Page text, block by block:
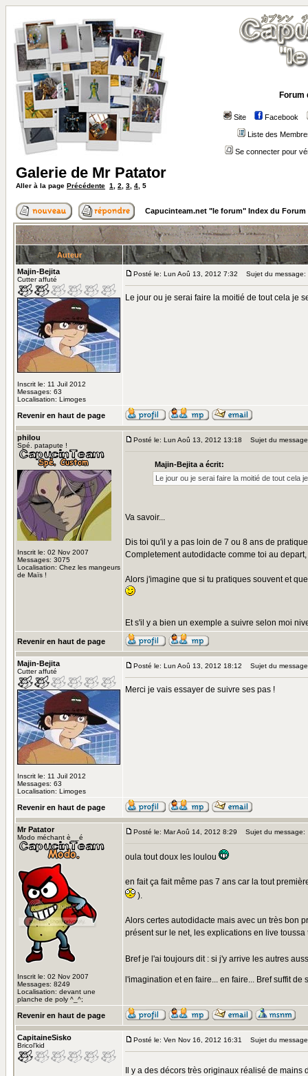
Forum
Site Facebook
Liste des
Se connecter pour
Galerie de Mr Patator
Aller à la page Précédente 1 2 3 4 5
Capucinteam.net "le forum" Index du Forum
Auteur
Majin-Bejita
Cutter affuté
Inscrit le: 11 Juil 2012
Messages: 63
Localisation: Limoges
Posté le: Lun Aoû 13, 2012 7:32 Sujet du message:
Le jour ou je serai faire la moitié de tout cela je
Revenir en haut de page
philou
Spé. patapute !
Inscrit le: 02 Nov 2007
Messages: 3075
Localisation: Chez les mangeurs
de Maïs !
Posté le: Lun Aoû 13, 2012 13:18 Sujet du
Majin-Bejita a écrit:
Le jour ou je serai faire la moitié de tout cela
Va savoir...
Dis toi qu'il y a pas loin de 7 ou 8 ans de
Completement autodidacte comme toi au
Alors j'imagine que si tu pratiques souvent et
Et s'il y a bien un exemple a suivre selon moi
Revenir en haut de page
Majin-Bejita
Cutter affuté
Inscrit le: 11 Juil 2012
Messages: 63
Localisation: Limoges
Posté le: Lun Aoû 13, 2012 18:12 Sujet du
Merci je vais essayer de suivre ses pas !
Revenir en haut de page
Mr Patator
Modo méchant è__é
Inscrit le: 02 Nov 2007
Messages: 8249
Localisation: devant une
planche de poly ^_^;
Posté le: Mar Aoû 14, 2012 8:29 Sujet du message:
oula tout doux les loulou
en fait ça fait même pas 7 ans car la tout
).
Alors certes autodidacte mais avec un très bon
présent sur le net, les explications en live toussa
Bref je l'ai toujours dit : si j'y arrive les autres
l'imagination et en faire... en faire... Bref suffit de
Revenir en haut de page
CapitaineSisko
Bricol'kid
Posté le: Ven Nov 16, 2012 16:31 Sujet du
Il y a des décors très originaux réalisé de